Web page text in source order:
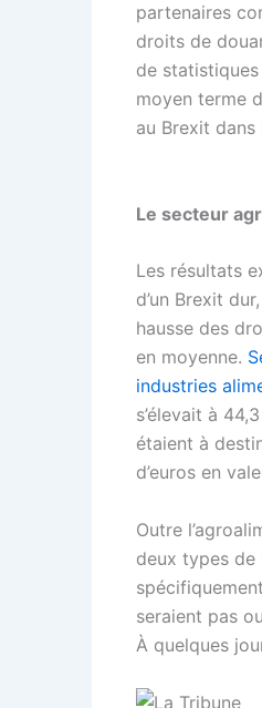
partenaires
droits de
de
moyen terme
au Brexit dans
Le secteur
Les résultats
d’un Brexit
hausse des
en moyenne.
industries
s’élevait à
étaient à
d’euros en
Outre
deux types de
seraient pas
À quelques